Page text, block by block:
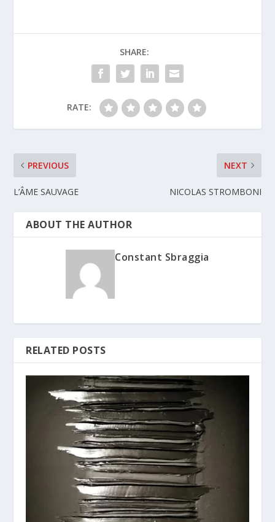
SHARE:
RATE:
PREVIOUS
L’ÂME SAUVAGE
NEXT
NICOLAS STROMBONI
ABOUT THE AUTHOR
Constant Sbraggia
RELATED POSTS